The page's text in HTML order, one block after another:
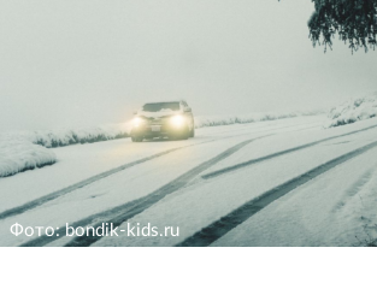
Фото: bondik-kids.ru